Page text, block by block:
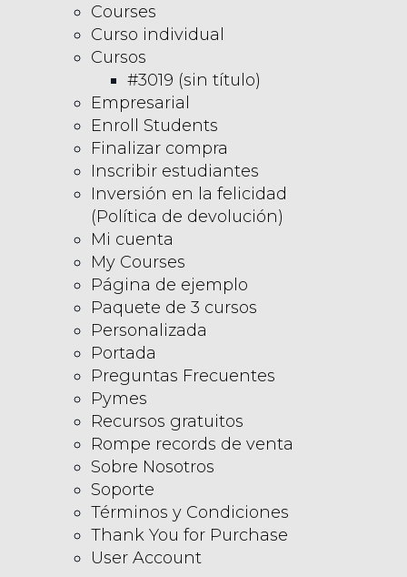
Courses
Curso individual
Cursos
#3019 (sin título)
Empresarial
Enroll Students
Finalizar compra
Inscribir estudiantes
Inversión en la felicidad
(Política de devolución)
Mi cuenta
My Courses
Página de ejemplo
Paquete de 3 cursos
Personalizada
Portada
Preguntas Frecuentes
Pymes
Recursos gratuitos
Rompe records de venta
Sobre Nosotros
Soporte
Términos y Condiciones
Thank You for Purchase
User Account